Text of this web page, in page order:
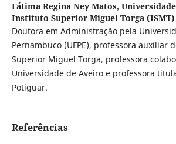
Fátima Regina Ney Matos,
Instituto Superior Miguel Torga (ISMT)
Doutora em Administração pela
Pernambuco (UFPE), professora auxiliar
Superior Miguel Torga, professora
Universidade de Aveiro e professora
Potiguar.
Referências